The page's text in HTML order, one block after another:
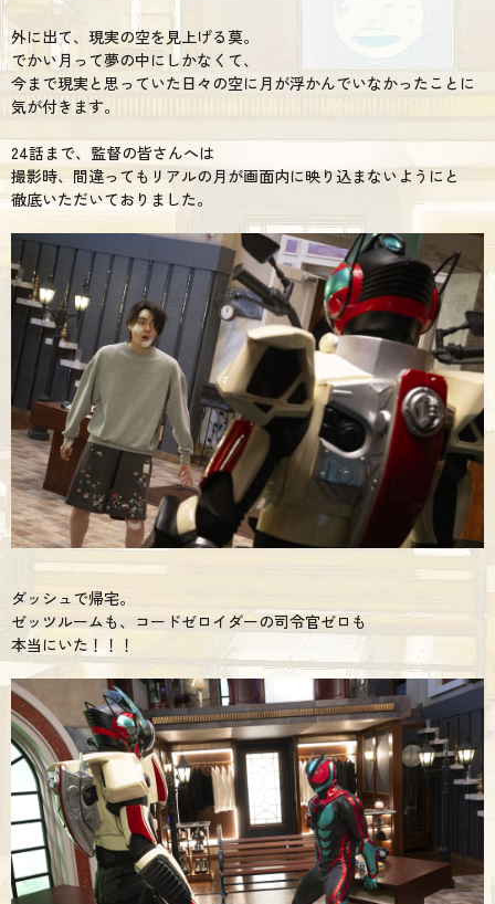
外に出て、現実の空を見上げる莫。
でかい月って夢の中にしかなくて、
今まで現実と思っていた日々の空に月が浮かんでいなかったことに
気が付きます。
24話まで、監督の皆さんへは
撮影時、間違ってもリアルの月が画面内に映り込まないようにと
徹底いただいておりました。
ダッシュで帰宅。
ゼッツルームも、コードゼロイダーの司令官ゼロも
本当にいた！！！